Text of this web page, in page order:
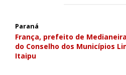
Paraná
França, prefeito de
do Conselho dos Municípios
Itaipu